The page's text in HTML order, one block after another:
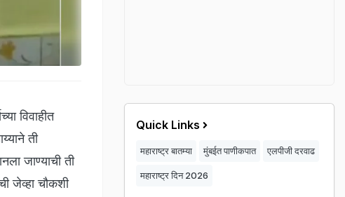
विवाहीत
ती
जाण्याची ती
जेव्हा चौकशी
Quick Links
महाराष्ट्र बातम्या मुंबईत पाणीकपात एलपीजी दरवाढ
महाराष्ट्र दिन 2026